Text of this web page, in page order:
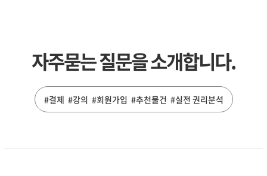
자주묻는 질문을 소개합니다.
#결제 #강의 #회원가입 #추천물건 #실전 권리분석